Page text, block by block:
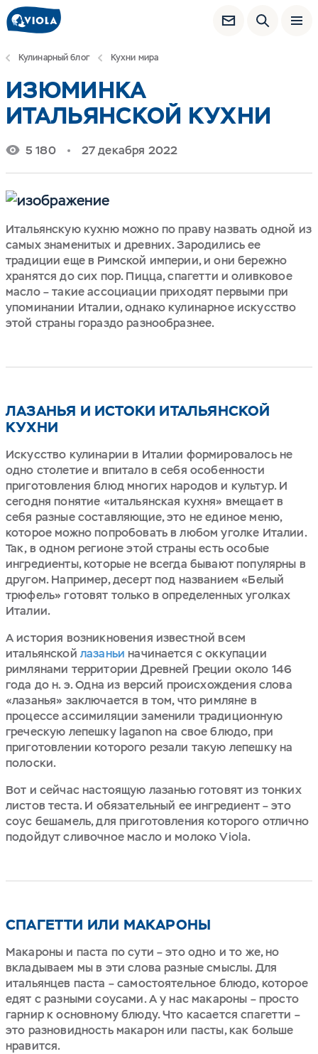
Кулинарный блог Кухни мира
ИЗЮМИНКА
ИТАЛЬЯНСКОЙ КУХНИ
5 180 27 декабря 2022
Итальянскую кухню можно по праву назвать одной из
самых знаменитых и древних. Зародились ее
традиции еще в Римской империи, и они бережно
хранятся до сих пор. Пицца, спагетти и оливковое
масло – такие ассоциации приходят первыми при
упоминании Италии, однако кулинарное искусство
этой страны гораздо разнообразнее.
ЛАЗАНЬЯ И ИСТОКИ ИТАЛЬЯНСКОЙ
КУХНИ
Искусство кулинарии в Италии формировалось не
одно столетие и впитало в себя особенности
приготовления блюд многих народов и культур. И
сегодня понятие «итальянская кухня» вмещает в
себя разные составляющие, это не единое меню,
которое можно попробовать в любом уголке Италии.
Так, в одном регионе этой страны есть особые
ингредиенты, которые не всегда бывают популярны в
другом. Например, десерт под названием «Белый
трюфель» готовят только в определенных уголках
Италии.
А история возникновения известной всем
итальянской лазаньи начинается с оккупации
римлянами территории Древней Греции около 146
года до н. э. Одна из версий происхождения слова
«лазанья» заключается в том, что римляне в
процессе ассимиляции заменили традиционную
греческую лепешку laganon на свое блюдо, при
приготовлении которого резали такую лепешку на
полоски.
Вот и сейчас настоящую лазанью готовят из тонких
листов теста. И обязательный ее ингредиент – это
соус бешамель, для приготовления которого отлично
подойдут сливочное масло и молоко Viola.
СПАГЕТТИ ИЛИ МАКАРОНЫ
Макароны и паста по сути – это одно и то же, но
вкладываем мы в эти слова разные смыслы. Для
итальянцев паста – самостоятельное блюдо, которое
едят с разными соусами. А у нас макароны – просто
гарнир к основному блюду. Что касается спагетти –
это разновидность макарон или пасты, как больше
нравится.